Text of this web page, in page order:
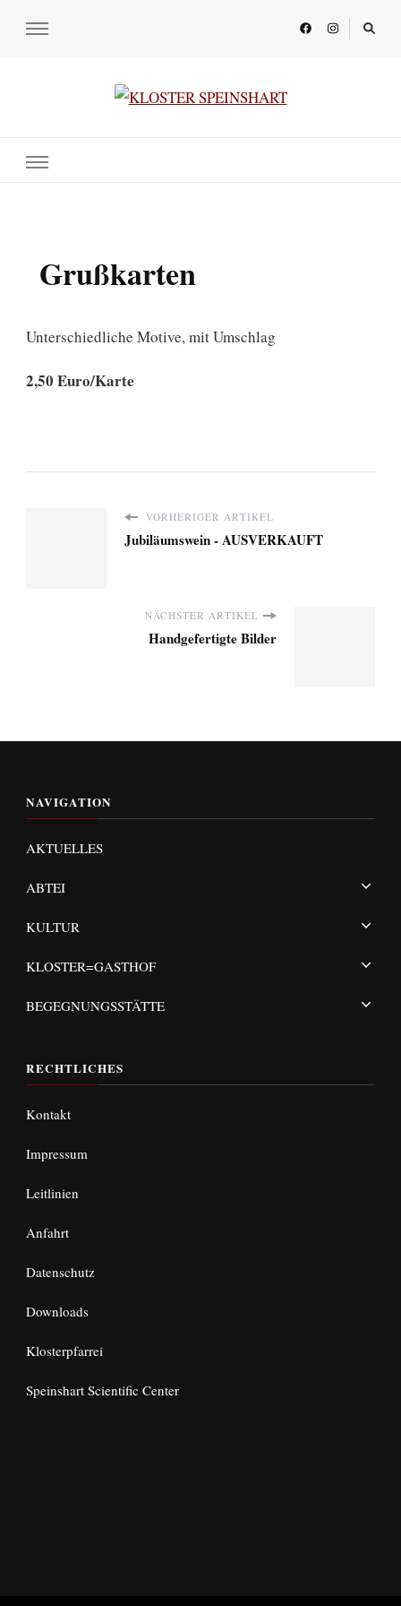
Grußkarten
Unterschiedliche Motive, mit Umschlag
2,50 Euro/Karte
VORHERIGER ARTIKEL
Jub­il­äu­ms­w­ein - AUSVERKAUFT
NÄCHSTER ARTIKEL
Handgefertigte Bilder
NAVIGATION
AKTUELLES
ABTEI
KULTUR
KLOSTER=GASTHOF
BEGEGNUNGSSTÄTTE
RECHTLICHES
Kontakt
Impressum
Leitlinien
Anfahrt
Datenschutz
Downloads
Klosterpfarrei
Speinshart Scientific Center